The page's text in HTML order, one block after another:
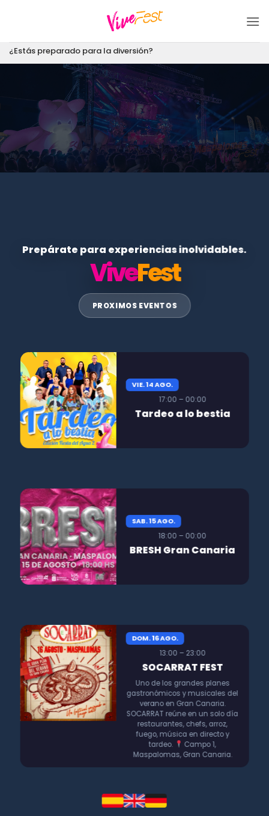
¿Estás preparado para la diversión?
Prepárate para experiencias inolvidables.
ViveFest
PROXIMOS EVENTOS
VIE. 14 AGO.
17:00 – 00:00
Tardeo a lo bestia
SAB. 15 AGO.
18:00 – 00:00
BRESH Gran Canaria
DOM. 16 AGO.
13:00 – 23:00
SOCARRAT FEST
Uno de los grandes planes
gastronómicos y musicales del
verano en Gran Canaria.
SOCARRAT reúne en un solo día
restaurantes, chefs, arroz,
fuego, música en directo y
tardeo.
Campo 1,
Maspalomas, Gran Canaria.